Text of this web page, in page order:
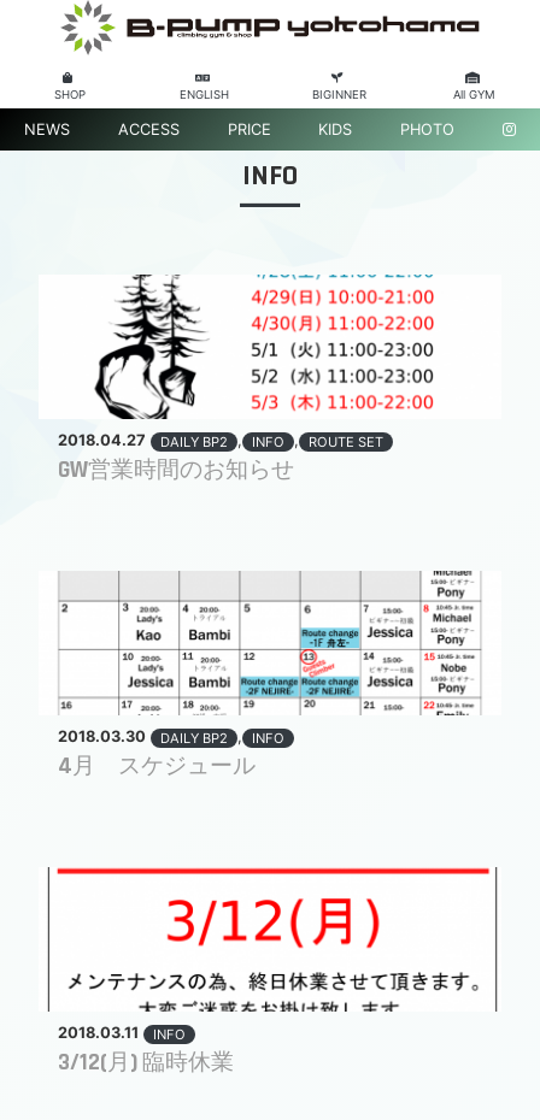
SHOP ENGLISH BIGINNER All GYM
NEWS ACCESS PRICE KIDS PHOTO
INFO
2018.04.27 DAILY BP2 , INFO , ROUTE SET
GW営業時間のお知らせ
2018.03.30 DAILY BP2 , INFO
4月 スケジュール
2018.03.11 INFO
3/12(月) 臨時休業